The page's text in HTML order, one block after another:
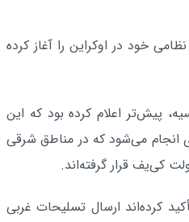
۲۰۲۲ عملیات نظامی خود در اوکراین را آغاز کرده
پیش‌تر اعلام کرده بود که این
انجام می‌شود که در مناطق شرقی
کی‌یف قرار گرفته‌اند.
کرده‌اند ارسال تسلیحات غربی